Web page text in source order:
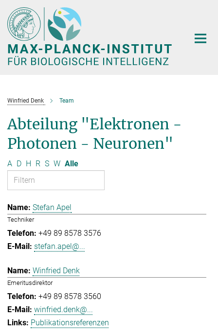
Hauptinhalt
Winfried Denk Team
Abteilung "Elektronen -
Photonen - Neuronen"
A D H R S W Alle
Stefan Apel
Techniker
+49 89 8578 3576
stefan.apel@...
Winfried Denk
Emeritusdirektor
+49 89 8578 3560
winfried.denk@...
Publikationsreferenzen